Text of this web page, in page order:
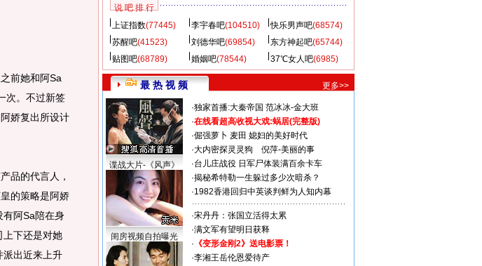
前她和阿Sa
次。不过新签
娇复出所设计
品的代言人，
的策略是阿娇
有阿Sa陪在身
上下还是对她
派出近来上升
说 吧 排 行
上证指数(77445) 李宇春吧(104510) 快乐男声吧(68574)
苏醒吧(41523) 刘德华吧(69854) 东方神起吧(65744)
贴图吧(68789) 婚姻吧(78544) 37℃女人吧(6985)
最 热 视 频 更多>>
谍战大片-《风声》
闺房视频自拍曝光
·独家首播:大秦帝国 范冰冰-金大班
·在线看超高收视大戏:蜗居(完整版)
·倔强萝卜 麦田 媳妇的美好时代
·大内密探灵灵狗
倪萍-美丽的事
·台儿庄战役 日军尸体装满百余卡车
·揭秘希特勒一生躲过多少次暗杀？
·1982香港回归中英谈判鲜为人知内幕
·宋丹丹：张国立活得太累
·满文军有望明日获释
· 《变形金刚2》送电影票！
·李湘王岳伦恩爱待产